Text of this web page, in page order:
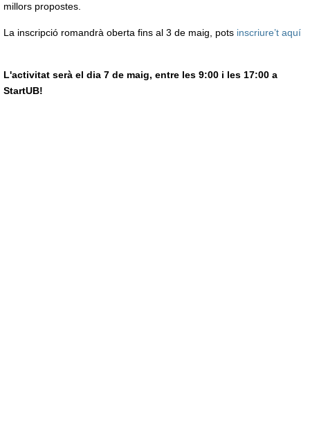
millors propostes.
La inscripció romandrà oberta fins al 3 de maig, pots inscriure’t aquí
L'activitat serà el dia 7 de maig, entre les 9:00 i les 17:00 a
StartUB!